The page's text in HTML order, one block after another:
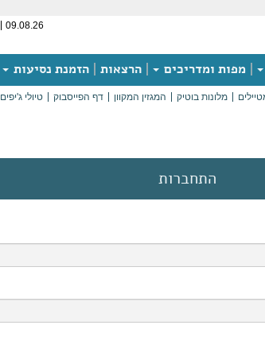
09.08.26
מפות ומדריכים הרצאות הזמנת נסיעות
מלונות בוטיק המגזין המקוון דף הפייסבוק טיולי ג'יפים
התחברות